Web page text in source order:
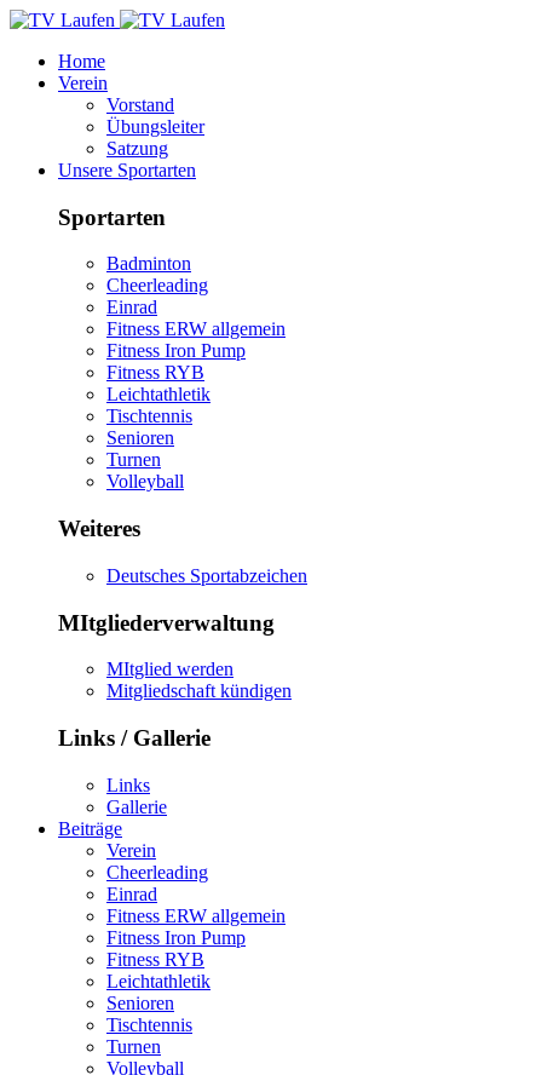
Home
Verein
Vorstand
Übungsleiter
Satzung
Unsere Sportarten
Sportarten
Badminton
Cheerleading
Einrad
Fitness ERW allgemein
Fitness Iron Pump
Fitness RYB
Leichtathletik
Tischtennis
Senioren
Turnen
Volleyball
Weiteres
Deutsches Sportabzeichen
MItgliederverwaltung
MItglied werden
Mitgliedschaft kündigen
Links / Gallerie
Links
Gallerie
Beiträge
Verein
Cheerleading
Einrad
Fitness ERW allgemein
Fitness Iron Pump
Fitness RYB
Leichtathletik
Senioren
Tischtennis
Turnen
Volleyball